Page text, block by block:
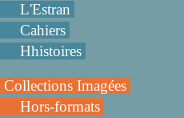
L'Estran
Cahiers
Hhistoires
Collections Imagées
Hors-formats